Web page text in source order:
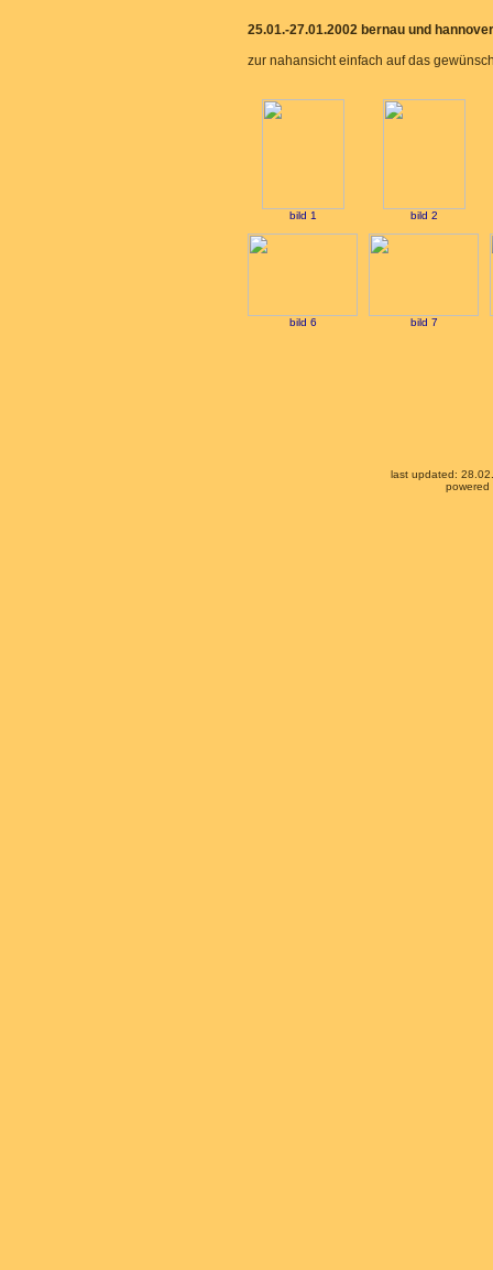
25.01.-27.01.2002 bernau und hannover
zur nahansicht einfach auf das
bild 1 bild 2
bild 6 bild 7
last updated:
powered